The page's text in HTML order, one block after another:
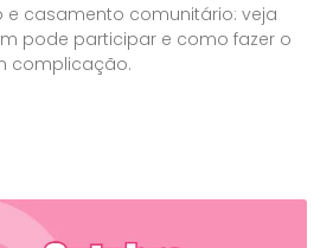
e casamento comunitário: veja
pode participar e como fazer o
complicação.